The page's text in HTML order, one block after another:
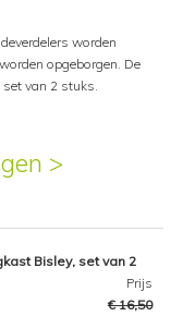
worden
opgeborgen. De
set van 2 stuks.
>
Bisley, set van 2
Prijs
€ 16,50